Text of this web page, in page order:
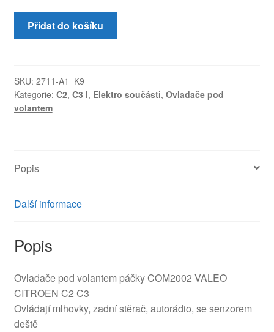
Ovladače
96488210XT,
6239GV,
6239TN
Přidat do košíku
SKU: 2711-A1_K9
Kategorie: C2, C3 I, Elektro součásti, Ovladače pod
volantem
Popis
Další informace
Popis
Ovladače pod volantem páčky COM2002 VALEO
CITROEN C2 C3
Ovládají mlhovky, zadní stěrač, autorádio, se senzorem
deště